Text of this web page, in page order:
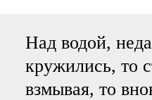
Над водой,
кружились, то
взмывая, то